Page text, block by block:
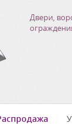
Двери,